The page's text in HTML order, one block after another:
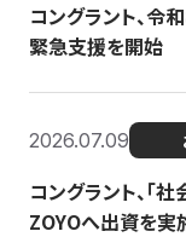
コングラント、
緊急支援を開始
2026.07.09
コングラント、「
ZOYOへ出資を実